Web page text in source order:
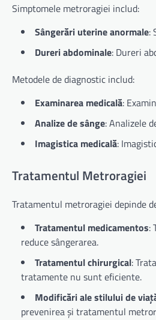
Simptomele metroragiei includ:
Sângerări uterine anormale:
Dureri abdominale: Dureri
Metodele de diagnostic includ:
Examinarea medicală:
Analize de sânge: Analizele
Imagistica medicală:
Tratamentul Metroragiei
Tratamentul metroragiei depinde
Tratamentul medicamentos:
reduce sângerarea.
Tratamentul chirurgical:
tratamente nu sunt eficiente.
Modificări ale stilului de
prevenirea și tratamentul